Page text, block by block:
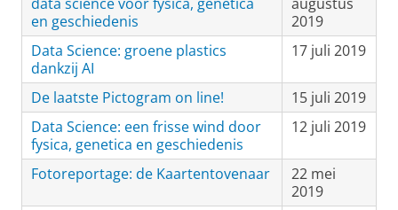
en geschiedenis
2019
Data Science: groene plastics
dankzij AI
17 juli 2019
De laatste Pictogram on line!
15 juli 2019
Data Science: een frisse wind door
fysica, genetica en geschiedenis
12 juli 2019
Fotoreportage: de Kaartentovenaar
22 mei
2019